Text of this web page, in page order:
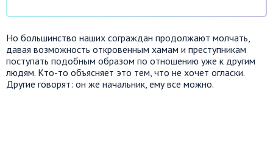
Но большинство наших сограждан продолжают молчать,
давая возможность откровенным хамам и преступникам
поступать подобным образом по отношению уже к другим
людям. Кто-то объясняет это тем, что не хочет огласки.
Другие говорят: он же начальник, ему все можно.